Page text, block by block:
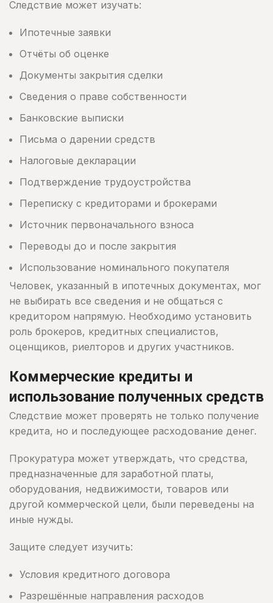
Следствие может изучать:
Ипотечные заявки
Отчёты об оценке
Документы закрытия сделки
Сведения о праве собственности
Банковские выписки
Письма о дарении средств
Налоговые декларации
Подтверждение трудоустройства
Переписку с кредиторами и брокерами
Источник первоначального взноса
Переводы до и после закрытия
Использование номинального покупателя
Человек, указанный в ипотечных документах, мог
не выбирать все сведения и не общаться с
кредитором напрямую. Необходимо установить
роль брокеров, кредитных специалистов,
оценщиков, риелторов и других участников.
Коммерческие кредиты и
использование полученных средств
Следствие может проверять не только получение
кредита, но и последующее расходование денег.
Прокуратура может утверждать, что средства,
предназначенные для заработной платы,
оборудования, недвижимости, товаров или
другой коммерческой цели, были переведены на
иные нужды.
Защите следует изучить:
Условия кредитного договора
Разрешённые направления расходов